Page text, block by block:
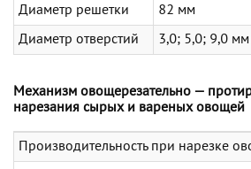
Диаметр решетки 82 мм
Диаметр отверстий 3,0; 5,0; 9,0 мм
Механизм овощерезательно —
нарезания сырых и вареных овощей
Производительность при нарезке